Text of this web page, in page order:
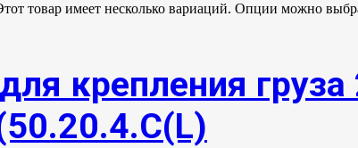
товар имеет несколько вариаций. Опции можно
крепления